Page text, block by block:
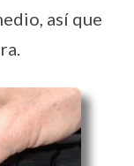
así que